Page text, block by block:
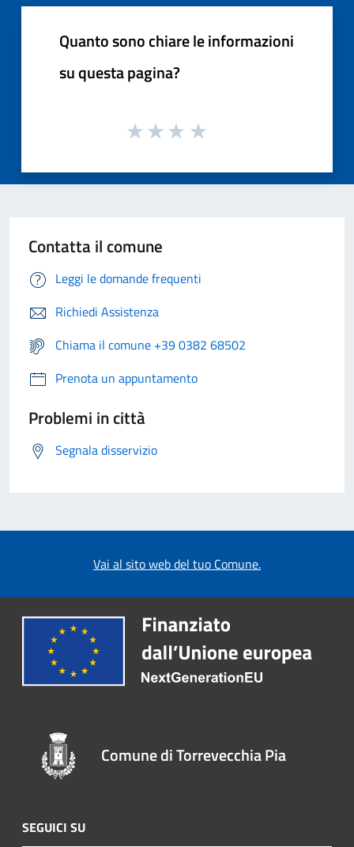
Quanto sono chiare le informazioni
su questa pagina?
Contatta il comune
Leggi le domande frequenti
Richiedi Assistenza
Chiama il comune +39 0382 68502
Prenota un appuntamento
Problemi in città
Segnala disservizio
Vai al sito web del tuo Comune.
Comune di Torrevecchia Pia
SEGUICI SU